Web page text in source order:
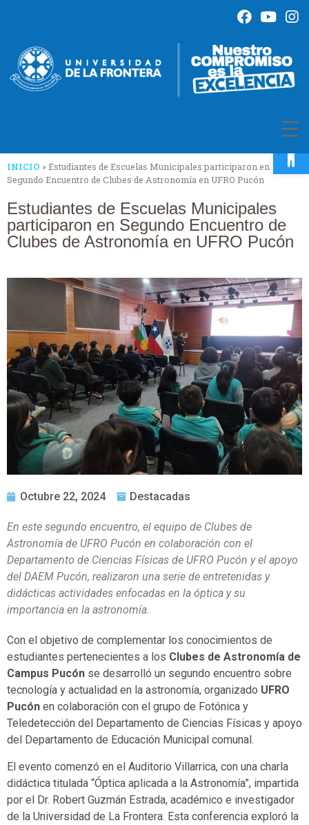
INICIO »Estudiantes de Escuelas Municipales participaron en
Segundo Encuentro de Clubes de Astronomía en UFRO Pucón
Estudiantes de Escuelas Municipales
participaron en Segundo Encuentro de
Clubes de Astronomía en UFRO Pucón
Octubre 22, 2024 Destacadas
En este segundo encuentro, el equipo de Clubes de
Astronomía de UFRO Pucón en colaboración con el
Departamento de Ciencias Físicas de UFRO Pucón y el apoyo
del DAEM Pucón, realizaron una serie de entretenidas y
didácticas actividades enfocadas en la óptica y su
importancia en la astronomía.
Con el objetivo de complementar los conocimientos de
estudiantes pertenecientes a los Clubes de Astronomía de
Campus Pucón se desarrolló un segundo encuentro sobre
tecnología y actualidad en la astronomía, organizado UFRO
Pucón en colaboración con el grupo de Fotónica y
Teledetección del Departamento de Ciencias Físicas y apoyo
del Departamento de Educación Municipal comunal.
El evento comenzó en el Auditorio Villarrica, con una charla
didáctica titulada “Óptica aplicada a la Astronomía”, impartida
por el Dr. Robert Guzmán Estrada, académico e investigador
de la Universidad de La Frontera. Esta conferencia exploró la